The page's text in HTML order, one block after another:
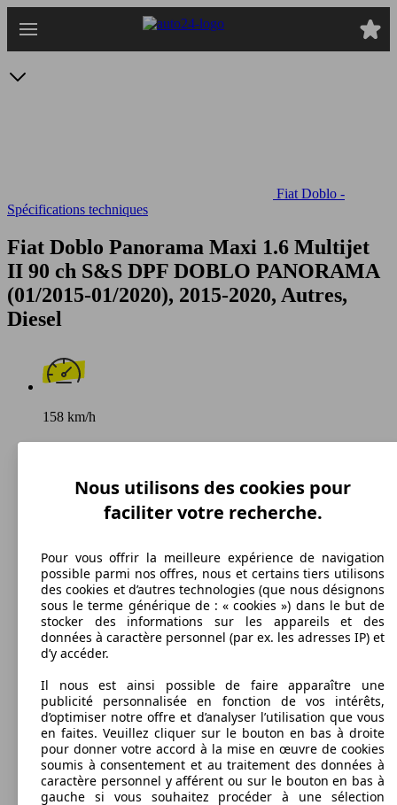
au
Fiat Doblo -
Spécifications techniques
Fiat Doblo Panorama Maxi 1.6 Multijet
II 90 ch S&S DPF DOBLO PANORAMA
(01/2015-01/2020), 2015-2020, Autres,
Diesel
158 km/h
Vitesse maximale
Carburant
135 g/km
Ø 5.1 l/100km
Consommation
Nous utilisons des cookies pour
faciliter votre recherche.
Pour vous offrir la meilleure expérience de navigation
possible parmi nos offres, nous et certains tiers utilisons
des cookies et d’autres technologies (que nous désignons
sous le terme générique de : « cookies ») dans le but de
stocker des informations sur les appareils et des
données à caractère personnel (par ex. les adresses IP) et
d’y accéder.
Il nous est ainsi possible de faire apparaître une
publicité personnalisée en fonction de vos intérêts,
d’optimiser notre offre et d’analyser l’utilisation que vous
en faites. Veuillez cliquer sur le bouton en bas à droite
pour donner votre accord à la mise en œuvre de cookies
soumis à consentement et au traitement des données à
caractère personnel y afférent ou sur le bouton en bas à
gauche si vous souhaitez procéder à une sélection